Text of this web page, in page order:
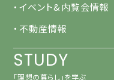
・イベント&内覧会情報
・不動産情報
STUDY
「理想の暮らし」を学ぶ